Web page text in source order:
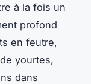
à la fois un
profond
en feutre,
yourtes,
dans